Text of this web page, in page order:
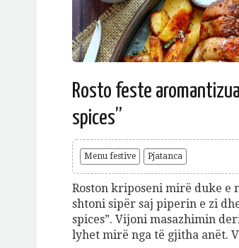
Rosto feste
spices”
Menu festive Pjatanca
Roston kriposeni mirë duke e
shtoni sipër saj piperin e zi
spices”. Vijoni masazhimin
lyhet mirë nga të gjitha anët.